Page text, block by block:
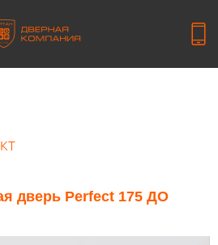
дверь Perfect 175 ДО